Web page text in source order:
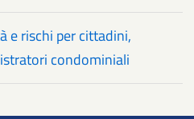
e rischi per cittadini,
condominiali